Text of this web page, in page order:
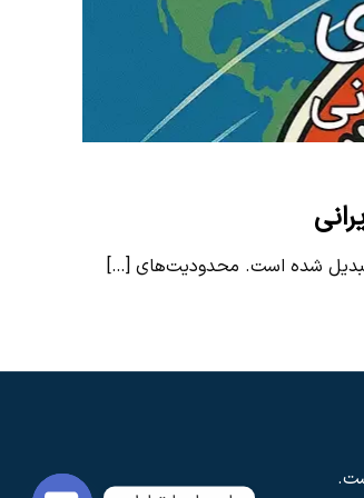
تبدیل شده است. محدودیت‌های […]